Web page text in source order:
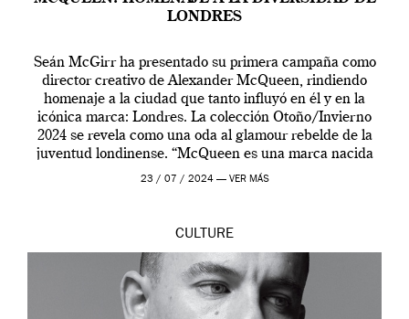
LONDRES
Seán McGirr ha presentado su primera campaña como
director creativo de Alexander McQueen, rindiendo
homenaje a la ciudad que tanto influyó en él y en la
icónica marca: Londres. La colección Otoño/Invierno
2024 se revela como una oda al glamour rebelde de la
juventud londinense. “McQueen es una marca nacida
en Londres y siempre ha […]
23 / 07 / 2024 — VER MÁS
CULTURE